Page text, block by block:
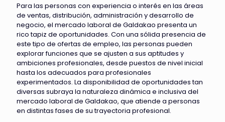
Para las personas con experiencia o interés en las áreas
de ventas, distribución, administración y desarrollo de
negocio, el mercado laboral de Galdakao presenta un
rico tapiz de oportunidades. Con una sólida presencia de
este tipo de ofertas de empleo, las personas pueden
explorar funciones que se ajusten a sus aptitudes y
ambiciones profesionales, desde puestos de nivel inicial
hasta los adecuados para profesionales
experimentados. La disponibilidad de oportunidades tan
diversas subraya la naturaleza dinámica e inclusiva del
mercado laboral de Galdakao, que atiende a personas
en distintas fases de su trayectoria profesional.